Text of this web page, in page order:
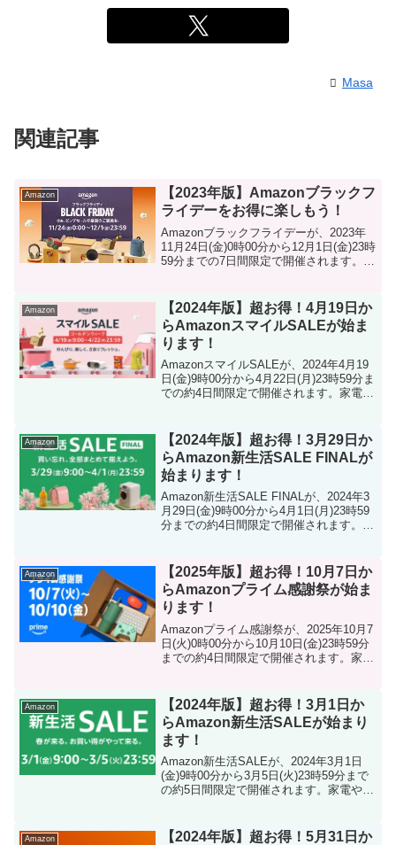
Masa
関連記事
Amazon
【2023年版】Amazonブラックフ
ライデーをお得に楽しもう！
Amazonブラックフライデーが、2023年
11月24日(金)0時00分から12月1日(金)23時
59分までの7日間限定で開催されます。家
れるので、お得に買い物したい方...
Amazon
【2024年版】超お得！4月19日か
らAmazonスマイルSALEが始ま
ります！
AmazonスマイルSALEが、2024年4月19
日(金)9時00分から4月22日(月)23時59分ま
での約4日間限定で開催されます。家電や
ので、お得に買い物したい方は...
Amazon
【2024年版】超お得！3月29日か
らAmazon新生活SALE FINALが
始まります！
Amazon新生活SALE FINALが、2024年3
月29日(金)9時00分から4月1日(月)23時59
分までの約4日間限定で開催されます。家
れるので、お得に買い物し...
Amazon
【2025年版】超お得！10月7日か
らAmazonプライム感謝祭が始ま
ります！
Amazonプライム感謝祭が、2025年10月7
日(火)0時00分から10月10日(金)23時59分
までの約4日間限定で開催されます。家電
るので、お得に買い物したい方は...
Amazon
【2024年版】超お得！3月1日か
らAmazon新生活SALEが始まり
ます！
Amazon新生活SALEが、2024年3月1日
(金)9時00分から3月5日(火)23時59分まで
の約5日間限定で開催されます。家電や家
で、お得に買い物したい方は要チェ...
Amazon
【2024年版】超お得！5月31日か